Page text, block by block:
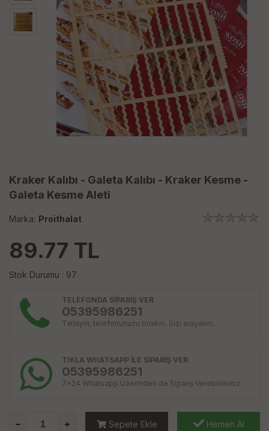
Kraker Kalıbı - Galeta Kalıbı - Kraker Kesme -
Galeta Kesme Aleti
Marka: Proithalat
89.77 TL
Stok Durumu : 97
TELEFONDA SİPARİŞ VER
05395986251
Tıklayın, telefonunuzu bırakın. Sizi arayalım.
TIKLA WHATSAPP İLE SİPARİŞ VER
05395986251
7x24 Whatsapp Üzerinden de Sipariş Verebilirsiniz.
Sepete Ekle Hemen Al